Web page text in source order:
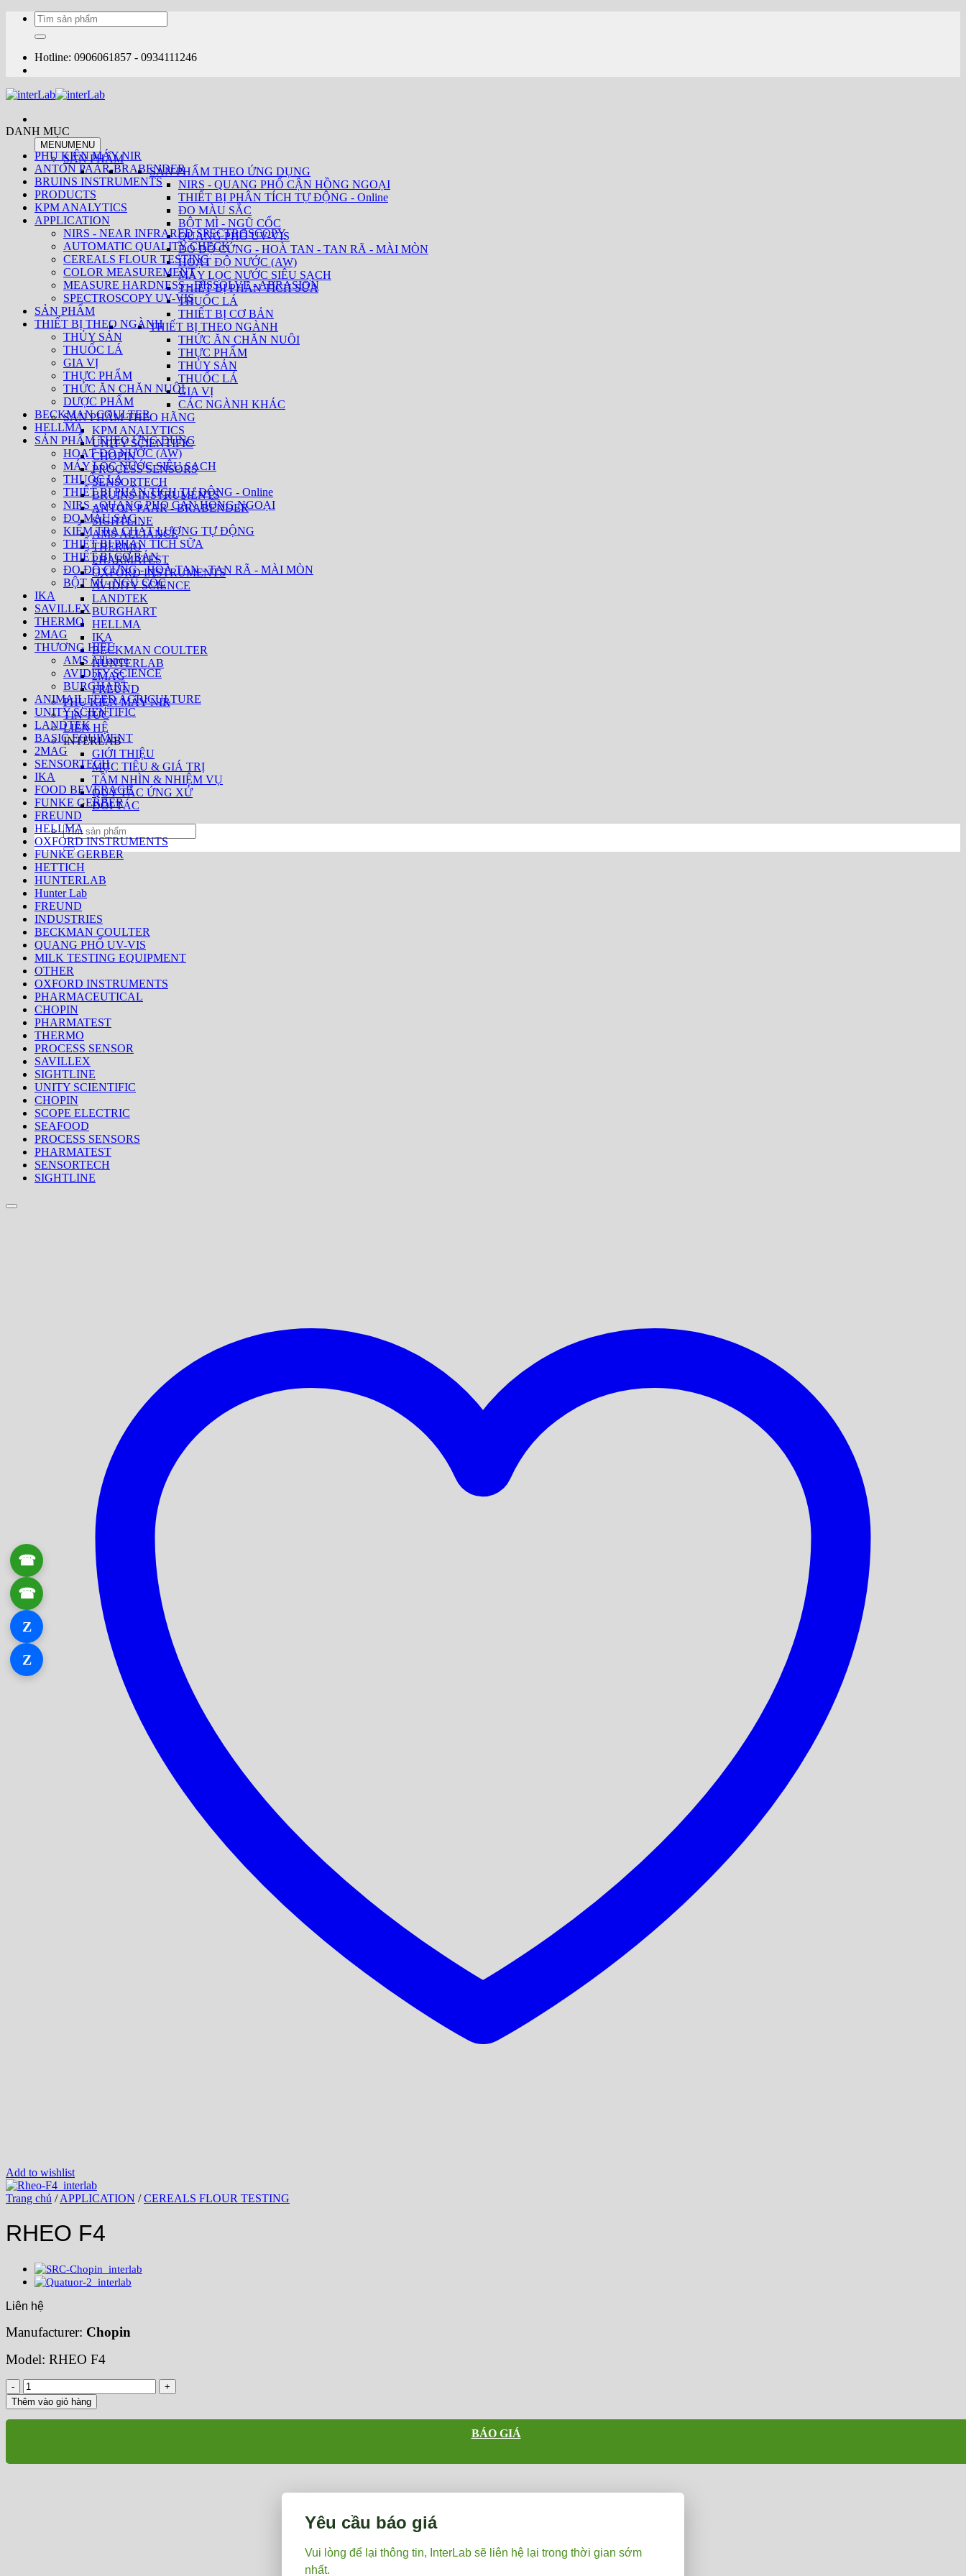
dung
Tìm
kiếm:
Hotline: 0906061857 - 0934111246
MENUMENU
SẢN PHẨM
SẢN PHẨM THEO ỨNG DỤNG
NIRS - QUANG PHỔ CẬN HỒNG NGOẠI
THIẾT BỊ PHÂN TÍCH TỰ ĐỘNG - Online
ĐO MÀU SẮC
BỘT MÌ - NGŨ CỐC
QUANG PHỔ UV-VIS
ĐO ĐỘ CỨNG - HOÀ TAN - TAN RÃ - MÀI MÒN
HOẠT ĐỘ NƯỚC (AW)
MÁY LỌC NƯỚC SIÊU SẠCH
THIẾT BỊ PHÂN TÍCH SỮA
THUỐC LÁ
THIẾT BỊ CƠ BẢN
THIẾT BỊ THEO NGÀNH
THỨC ĂN CHĂN NUÔI
THỰC PHẨM
THỦY SẢN
THUỐC LÁ
GIA VỊ
CÁC NGÀNH KHÁC
SẢN PHẨM THEO HÃNG
KPM ANALYTICS
UNITY SCIENTIFIC
CHOPIN
PROCESS SENSORS
SENSORTECH
BRUINS INSTRUMENTS
ANTON PAAR - BRABENDER
SIGHTLINE
AMS ALLIANCE
THERMO
PHARMATEST
OXFORD INSTRUMENTS
AVIDITY SCIENCE
LANDTEK
BURGHART
HELLMA
IKA
BECKMAN COULTER
HUNTERLAB
2MAG
FREUND
PHỤ KIỆN MÁY NIR
TIN TỨC
LIÊN HỆ
INTERLAB
GIỚI THIỆU
MỤC TIÊU & GIÁ TRỊ
TẦM NHÌN & NHIỆM VỤ
QUY TẮC ỨNG XỬ
ĐỐI TÁC
Tìm
kiếm:
DANH MỤC
PHỤ KIỆN MÁY NIR
ANTON PAAR-BRABENDER
BRUINS INSTRUMENTS
PRODUCTS
KPM ANALYTICS
APPLICATION
NIRS - NEAR INFRARED SPECTROSCOPY
AUTOMATIC QUALITY CHECK
CEREALS FLOUR TESTING
COLOR MEASUREMENT
MEASURE HARDNESS - DISSOLVE - ABRASION
SPECTROSCOPY UV-VIS
SẢN PHẨM
THIẾT BỊ THEO NGÀNH
THỦY SẢN
THUỐC LÁ
GIA VỊ
THỰC PHẨM
THỨC ĂN CHĂN NUÔI
DƯỢC PHẨM
BECKMAN COULTER
HELLMA
SẢN PHẨM THEO ỨNG DỤNG
HOẠT ĐỘ NƯỚC (AW)
MÁY LỌC NƯỚC SIÊU SẠCH
THUỐC LÁ
THIẾT BỊ PHÂN TÍCH TỰ ĐỘNG - Online
NIRS - QUANG PHỔ CẬN HỒNG NGOẠI
ĐO MÀU SẮC
KIỂM TRA CHẤT LƯỢNG TỰ ĐỘNG
THIẾT BỊ PHÂN TÍCH SỮA
THIẾT BỊ CƠ BẢN
ĐO ĐỘ CỨNG - HOÀ TAN - TAN RÃ - MÀI MÒN
BỘT MÌ - NGŨ CỐC
IKA
SAVILLEX
THERMO
2MAG
THƯƠNG HIỆU
AMS Alliance
AVIDITY SCIENCE
BURGHART
ANIMAIL FEED AGRICULTURE
UNITY SCIENTIFIC
LANDTEK
BASIC EQUIMENT
2MAG
SENSORTECH
IKA
FOOD BEVERAGE
FUNKE GERBER
FREUND
HELLMA
OXFORD INSTRUMENTS
FUNKE GERBER
HETTICH
HUNTERLAB
Hunter Lab
FREUND
INDUSTRIES
BECKMAN COULTER
QUANG PHỔ UV-VIS
MILK TESTING EQUIPMENT
OTHER
OXFORD INSTRUMENTS
PHARMACEUTICAL
CHOPIN
PHARMATEST
THERMO
PROCESS SENSOR
SAVILLEX
SIGHTLINE
UNITY SCIENTIFIC
CHOPIN
SCOPE ELECTRIC
SEAFOOD
PROCESS SENSORS
PHARMATEST
SENSORTECH
SIGHTLINE
Add to wishlist
Trang chủ / APPLICATION / CEREALS FLOUR TESTING
RHEO F4
Liên hệ
Manufacturer: Chopin
Model: RHEO F4
RHEO
F4
số
lượng
Thêm vào giỏ hàng
BÁO GIÁ
Yêu cầu báo giá
Vui lòng để lại thông tin, InterLab sẽ liên hệ lại trong thời gian sớm
nhất.
☎ 0906 061 857
☎
Z
Z